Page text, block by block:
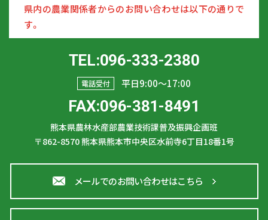
県内の農業関係者からのお問い合わせは以下の通りで
す。
TEL:096-333-2380
電話受付 平日9:00〜17:00
FAX:096-381-8491
熊本県農林水産部農業技術課普及振興企画班
〒862-8570熊本県熊本市中央区水前寺6丁目18番1号
メールでのお問い合わせはこちら